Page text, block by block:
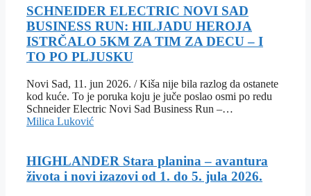
SCHNEIDER ELECTRIC NOVI SAD
BUSINESS RUN: HILJADU HEROJA
ISTRČALO 5KM ZA TIM ZA DECU – I
TO PO PLJUSKU
Novi Sad, 11. jun 2026. / Kiša nije bila razlog da ostanete
kod kuće. To je poruka koju je juče poslao osmi po redu
Schneider Electric Novi Sad Business Run –…
Milica Luković
HIGHLANDER Stara planina – avantura
života i novi izazovi od 1. do 5. jula 2026.